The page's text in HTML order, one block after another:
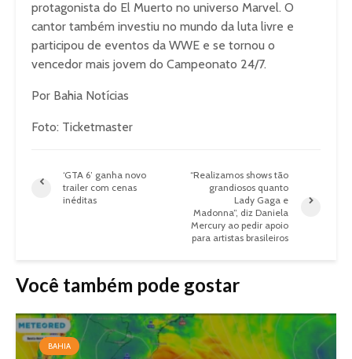
protagonista do El Muerto no universo Marvel. O
cantor também investiu no mundo da luta livre e
participou de eventos da WWE e se tornou o
vencedor mais jovem do Campeonato 24/7.
Por Bahia Notícias
Foto: Ticketmaster
‘GTA 6’ ganha novo
trailer com cenas
inéditas
“Realizamos shows tão
grandiosos quanto
Lady Gaga e
Madonna”, diz Daniela
Mercury ao pedir apoio
para artistas brasileiros
Você também pode gostar
BAHIA